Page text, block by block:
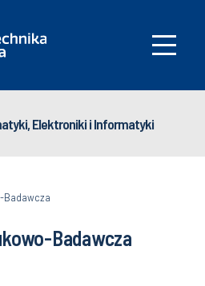
Elektroniki i Informatyki
Badawcza
Badawcza